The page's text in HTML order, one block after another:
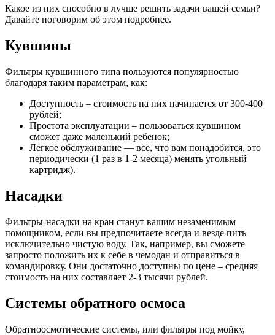
Какое из них способно в лучше решить задачи вашей семьи?
Давайте поговорим об этом подробнее.
Кувшины
Фильтры кувшинного типа пользуются популярностью
благодаря таким параметрам, как:
Доступность – стоимость на них начинается от 300-400
рублей;
Простота эксплуатации – пользоваться кувшином
сможет даже маленький ребенок;
Легкое обслуживание — все, что вам понадобится, это
периодически (1 раз в 1-2 месяца) менять угольный
картридж).
Насадки
Фильтры-насадки на кран станут вашим незаменимым
помощником, если вы предпочитаете всегда и везде пить
исключительно чистую воду. Так, например, вы сможете
запросто положить их к себе в чемодан и отправиться в
командировку. Они достаточно доступны по цене – средняя
стоимость на них составляет 2-3 тысячи рублей.
Системы обратного осмоса
Обратноосмотические системы, или фильтры под мойку,